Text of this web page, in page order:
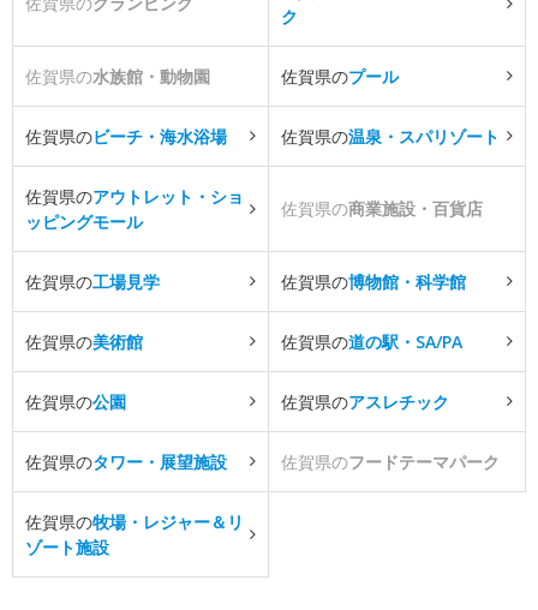
ク
佐賀県の水族館・動物園 佐賀県のプール
佐賀県のビーチ・海水浴場 佐賀県の温泉・スパリゾート
佐賀県のアウトレット・ショ
ッピングモール
佐賀県の商業施設・百貨店
佐賀県の工場見学 佐賀県の博物館・科学館
佐賀県の美術館 佐賀県の道の駅・SA/PA
佐賀県の公園 佐賀県のアスレチック
佐賀県のタワー・展望施設 佐賀県のフードテーマパーク
佐賀県の牧場・レジャー＆リ
ゾート施設